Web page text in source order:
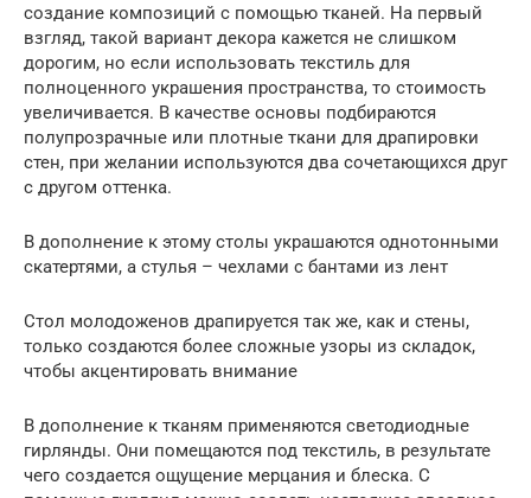
создание композиций с помощью тканей. На первый
взгляд, такой вариант декора кажется не слишком
дорогим, но если использовать текстиль для
полноценного украшения пространства, то стоимость
увеличивается. В качестве основы подбираются
полупрозрачные или плотные ткани для драпировки
стен, при желании используются два сочетающихся друг
с другом оттенка.
В дополнение к этому столы украшаются однотонными
скатертями, а стулья – чехлами с бантами из лент
Стол молодоженов драпируется так же, как и стены,
только создаются более сложные узоры из складок,
чтобы акцентировать внимание
В дополнение к тканям применяются светодиодные
гирлянды. Они помещаются под текстиль, в результате
чего создается ощущение мерцания и блеска. С